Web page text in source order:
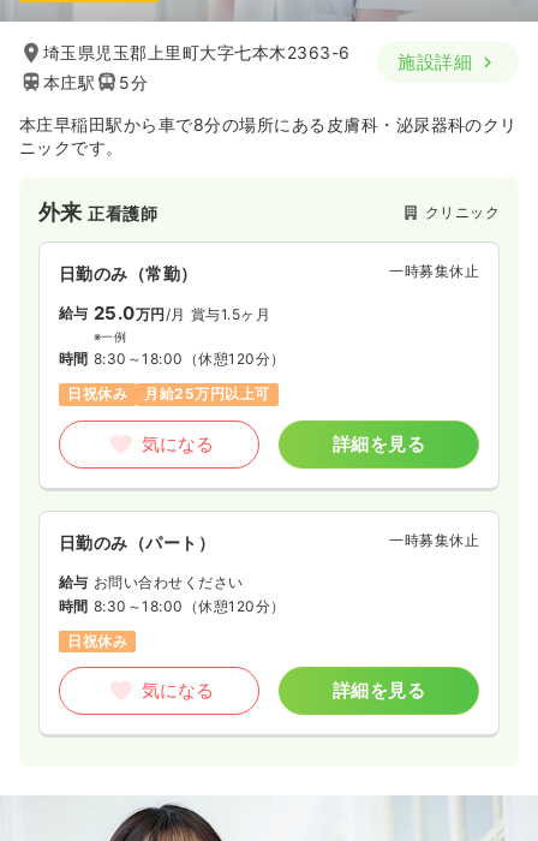
埼玉県児玉郡上里町大字七本木2363-6
本庄駅
5分
施設詳細
本庄早稲田駅から車で8分の場所にある皮膚科・泌尿器科のクリ
ニックです。
外来正看護師 クリニック
日勤のみ（常勤） 一時募集休止
給与 25.0万円/月 賞与1.5ヶ月
※一例
時間 8:30～18:00 （休憩120分）
日祝休み
月給25万円以上可
気になる 詳細を見る
日勤のみ（パート） 一時募集休止
給与 お問い合わせください
時間 8:30～18:00 （休憩120分）
日祝休み
気になる 詳細を見る